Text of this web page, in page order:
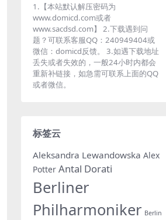
1.【本站默认解压密码为
www.domicd.com或者
www.sacdsd.com】 2.下载遇到问
题？可联系客服QQ：240949404或
微信：domicd反馈。 3.如遇下载地址
丢失或者失效的，一般24小时内都会
重新补链接，如急需可联系上面的QQ
或者微信。
标签云
Aleksandra Lewandowska Alex
Potter Antal Dorati
Berliner
Philharmoniker Berlin